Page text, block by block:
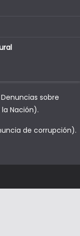
sobre
Nación).
de corrupción).